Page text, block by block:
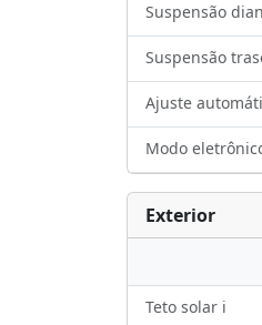
Suspensão
Suspensão
Ajuste
Modo
Exterior
Teto solar ℹ️